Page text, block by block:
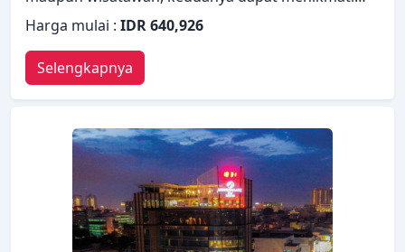
fasilitas dan layanan hotel. Fasilitas-fasilitas seperti
layanan kamar 24 jam, WiFi gratis di semua kamar,
resepsionis 24 jam, penyimpanan barang, Wi-fi di
tempat umum tersedia untuk Anda nikmati. Setiap
kamar didesain dengan elegan dan dilengkapi
dengan fasilitas yang berguna. Suasana tenang di
hotel ini meluas hingga fasilitas rekreasinya yang
meliputi pusat kebugaran, sauna, kolam renang
luar ruangan, pijat, kolam renang anak. Dengan
layanan handal dan staf profesional, Danau Toba
Hotel International memenuhi kebutuhan Anda.
Harga mulai : IDR 640,926
Selengkapnya